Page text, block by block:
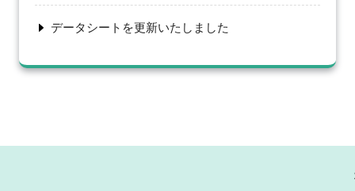
データシートを更新いたしました